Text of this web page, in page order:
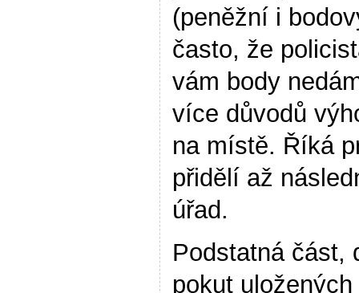
(peněžní i
často, že
vám body
více důvodů
na místě. Říká
přidělí až
úřad.
Podstatná část,
pokut